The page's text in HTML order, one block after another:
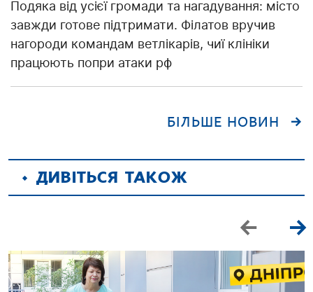
Подяка від усієї громади та нагадування: місто
завжди готове підтримати. Філатов вручив
нагороди командам ветлікарів, чиї клініки
працюють попри атаки рф
БІЛЬШЕ НОВИН
ДИВІТЬСЯ ТАКОЖ